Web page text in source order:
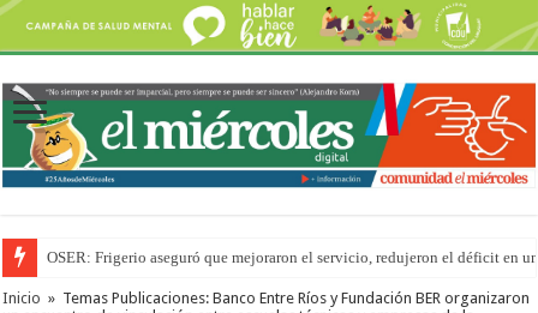
OSER: Frigerio aseguró que mejoraron el servicio, redujeron el déficit en
Por primera vez hicieron una cirugía de reconstrucción torácica en el
Inicio » Temas Publicaciones: Banco Entre Ríos y Fundación BER organizaron